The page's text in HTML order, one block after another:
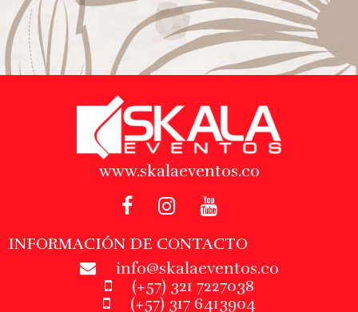
www.skalaeventos.co
INFORMACIÓN DE CONTACTO
info@skalaeventos.co
(+57) 321 7227038
(+57) 317 6413904